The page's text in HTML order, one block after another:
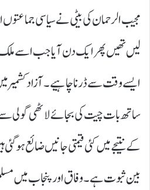
مجیب الرحمان کی بیٹی نے سیاسی
لیں تھیں پھر ایک دن آیا جب اسے ملک
ایسے وقت سے ڈرنا چاہیے۔ آزاد کشمیر
ساتھ بات چیت کی بجائے لاٹھی
کے نتیجے میں کئی قیمتی جانیں ضائع ہو گئی
بین ثبوت ہے۔ وفاق اور پنجاب میں